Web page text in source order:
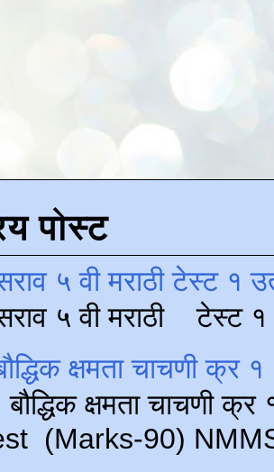
पोस्ट
५ वी मराठी टेस्ट १
सराव ५ वी मराठी टेस्ट
क्षमता चाचणी क्र
क्षमता चाचणी
(Marks-90) NMMS